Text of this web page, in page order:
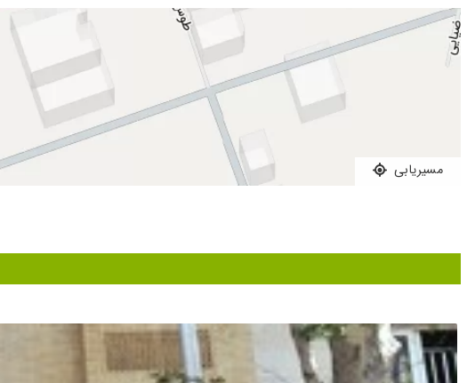
بسیار عالی. تجربه جراحی فک با آسبیب دیدگی شدید و همینطور تجربه چند
با اخلاق و صادق
دندانم نیاز به عصب کشی داشت که انجام شد.
دو تا دندان نهفته افقی داشتم که بدون درد و خون ریزی در آوردند و زیاد راضی هستم
وحاذق میباشند.
مسیریابی